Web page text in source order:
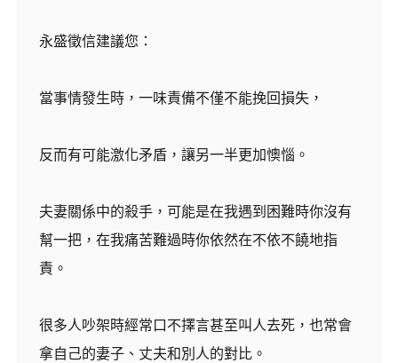
永盛徵信建議您：
當事情發生時，一味責備不僅不能挽回損失，
反而有可能激化矛盾，讓另一半更加懊惱。
夫妻關係中的殺手，可能是在我遇到困難時你沒有
幫一把，在我痛苦難過時你依然在不依不饒地指
責。
很多人吵架時經常口不擇言甚至叫人去死，也常會
拿自己的妻子、丈夫和別人的對比。